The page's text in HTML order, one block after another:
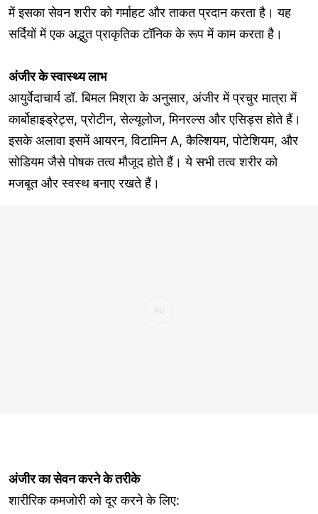
में इसका सेवन शरीर को गर्माहट और ताकत प्रदान करता है। यह
सर्दियों में एक अद्भुत प्राकृतिक टॉनिक के रूप में काम करता है।
अंजीर के स्वास्थ्य लाभ
आयुर्वेदाचार्य डॉ. बिमल मिश्रा के अनुसार, अंजीर में प्रचुर मात्रा में
कार्बोहाइड्रेट्स, प्रोटीन, सेल्यूलोज, मिनरल्स और एसिड्स होते हैं।
इसके अलावा इसमें आयरन, विटामिन A, कैल्शियम, पोटेशियम, और
सोडियम जैसे पोषक तत्व मौजूद होते हैं। ये सभी तत्व शरीर को
मजबूत और स्वस्थ बनाए रखते हैं।
अंजीर का सेवन करने के तरीके
शारीरिक कमजोरी को दूर करने के लिए: